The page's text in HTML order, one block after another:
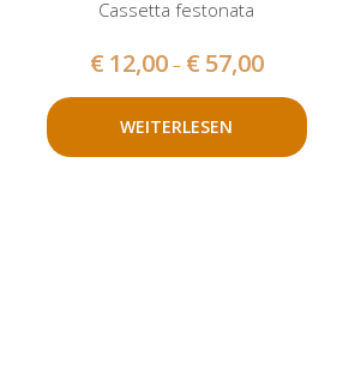
Cassetta festonata
€ 12,00– € 57,00
WEITERLESEN